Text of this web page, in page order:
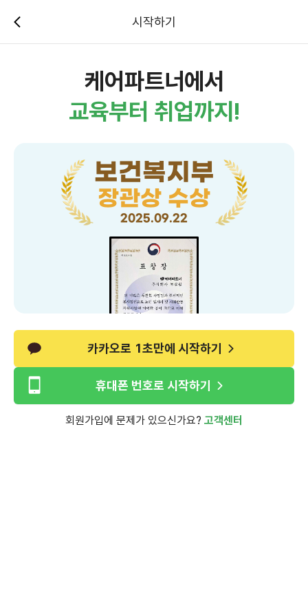
시작하기
케어파트너에서
교육부터 취업까지!
보건복지부
장관상 수상
2025.09.22
카카오로 1초만에 시작하기
휴대폰 번호로 시작하기
회원가입에 문제가 있으신가요? 고객센터